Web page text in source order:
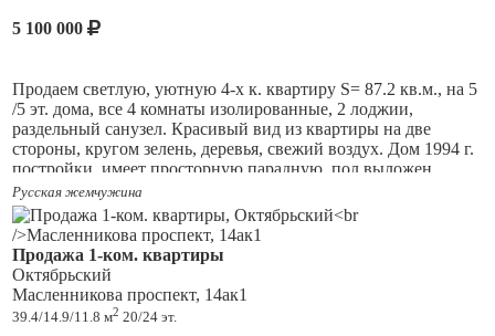
стеклопакетами выходят на восток. В квартире и на каждом
Закрытая охраняемая территория на 3 дома. На территории
детская и спортивная площадки, охраняемая парковка,
зелёные насаждения (туи, газон). Есть беседка с мангальной
зоной.
В доме 2 подъезда, в каждом есть комната для консьержа, 2
новых лифта, включая грузовой.
Рядом с домом развитая инфраструктура: Магнит, Fix Price,
Дворец творчества для детей и молодежи ,ТЦ Алтын, Вкусно
и Точка, Сбербанк, больницы, школы, детские сады. Удобная
транспортная развязка.
5 100 000
Продаем светлую, уютную 4-х к. квартиру S= 87.2 кв.м., на 5
/5 эт. дома, все 4 комнаты изолированные, 2 лоджии,
раздельный санузел. Красивый вид из квартиры на две
стороны, кругом зелень, деревья, свежий воздух. Дом 1994 г.
постройки, имеет просторную парадную, пол выложен
плиткой под мрамор, имеется колясочная. Дом расположен в
центре поселка, в шаговой доступности 2 детсада, школа,
пятерочка, аптека вся необходимая инфраструктура. Хорошо
обустроена придомовая территория; двор просторный,
зеленый, имеется детская, спортивная площадка. Придя на
просмотр -вы влюбитесь в это место и квартиру. Торг
реальному покупателю.
Русская жемчужина
Продажа 1-ком. квартиры
Октябрьский
Масленникова проспект, 14ак1
39.4/14.9/11.8 м2 20/24 эт.